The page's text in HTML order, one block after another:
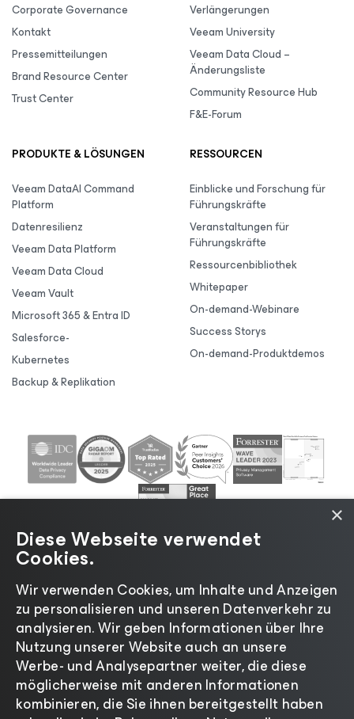
Corporate Governance
Kontakt
Pressemitteilungen
Brand Resource Center
Trust Center
Verlängerungen
Veeam University
Veeam Data Cloud –
Änderungsliste
Community Resource Hub
F&E-Forum
PRODUKTE & LÖSUNGEN
Veeam DataAI Command
Platform
Datenresilienz
Veeam Data Platform
Veeam Data Cloud
Veeam Vault
Microsoft 365 & Entra ID
Salesforce-
Kubernetes
Backup & Replikation
RESSOURCEN
Einblicke und Forschung für
Führungskräfte
Veranstaltungen für
Führungskräfte
Ressourcenbibliothek
Whitepaper
On-demand-Webinare
Success Storys
On-demand-Produktdemos
©2026 Veeam® Software |Datenschutzrichtlinie|
Cookies|Rechtliches |Lizenzierungsrichtlinie|
Lieferanten-Ressourcen| Impressum
×
Diese Webseite verwendet
Cookies.
Wir verwenden Cookies, um Inhalte und Anzeigen
zu personalisieren und unseren Datenverkehr zu
analysieren. Wir geben Informationen über Ihre
Nutzung unserer Website auch an unsere
Werbe- und Analysepartner weiter, die diese
möglicherweise mit anderen Informationen
kombinieren, die Sie ihnen bereitgestellt haben